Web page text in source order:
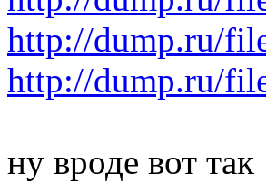
http://dump.ru/
http://dump.ru/
ну вроде вот так